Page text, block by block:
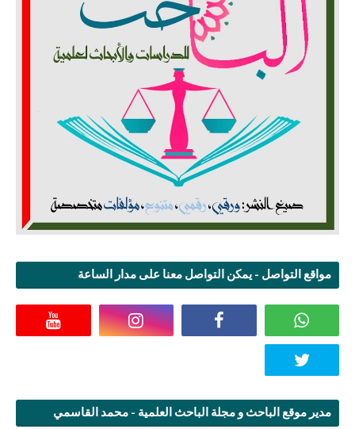
مواقع التواصل - يمكن التواصل معنا على مدار الساعة
مدير موقع الباحث و مجلة الباحث العلمية - محمد القاسمي